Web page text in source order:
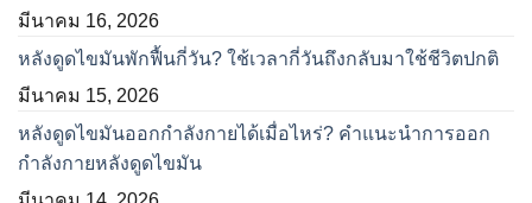
มีนาคม 16, 2026
หลังดูดไขมันพักฟื้นกี่วัน? ใช้เวลากี่วันถึงกลับมาใช้ชีวิตปกติ
มีนาคม 15, 2026
หลังดูดไขมันออกกำลังกายได้เมื่อไหร่? คำแนะนำการออก
กำลังกายหลังดูดไขมัน